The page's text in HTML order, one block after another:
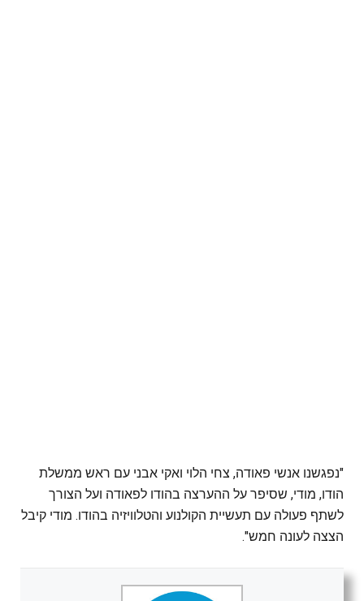
"נפגשנו אנשי פאודה, צחי הלוי ואקי אבני עם ראש ממשלת
הודו, מודי, שסיפר על ההערצה בהודו לפאודה ועל הצורך
לשתף פעולה עם תעשיית הקולנוע והטלוויזיה בהודו. מודי קיבל
הצצה לעונה חמש".